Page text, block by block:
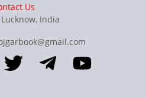
Us
Lucknow, India